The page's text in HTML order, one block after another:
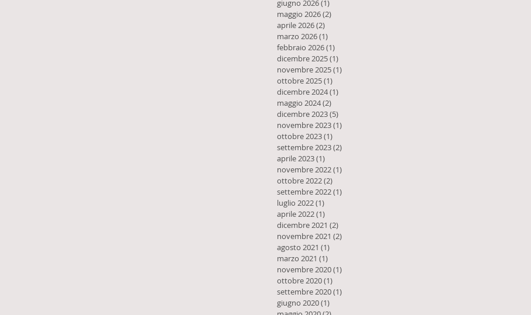
giugno 2026(1)
maggio 2026(2)
aprile 2026(2)
marzo 2026(1)
febbraio 2026(1)
dicembre 2025(1)
novembre 2025(1)
ottobre 2025(1)
dicembre 2024(1)
maggio 2024(2)
dicembre 2023(5)
novembre 2023(1)
ottobre 2023(1)
settembre 2023(2)
aprile 2023(1)
novembre 2022(1)
ottobre 2022(2)
settembre 2022(1)
luglio 2022(1)
aprile 2022(1)
dicembre 2021 (2)
novembre 2021 (2)
agosto 2021 (1)
marzo 2021 (1)
novembre 2020(1)
ottobre 2020(1)
settembre 2020(1)
giugno 2020(1)